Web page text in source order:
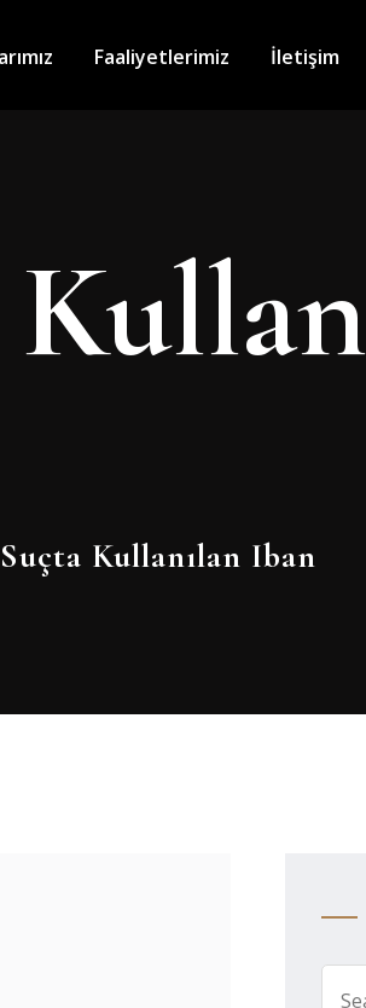
Faaliyetlerimiz İletişim
Suçta Kullanılan Iban